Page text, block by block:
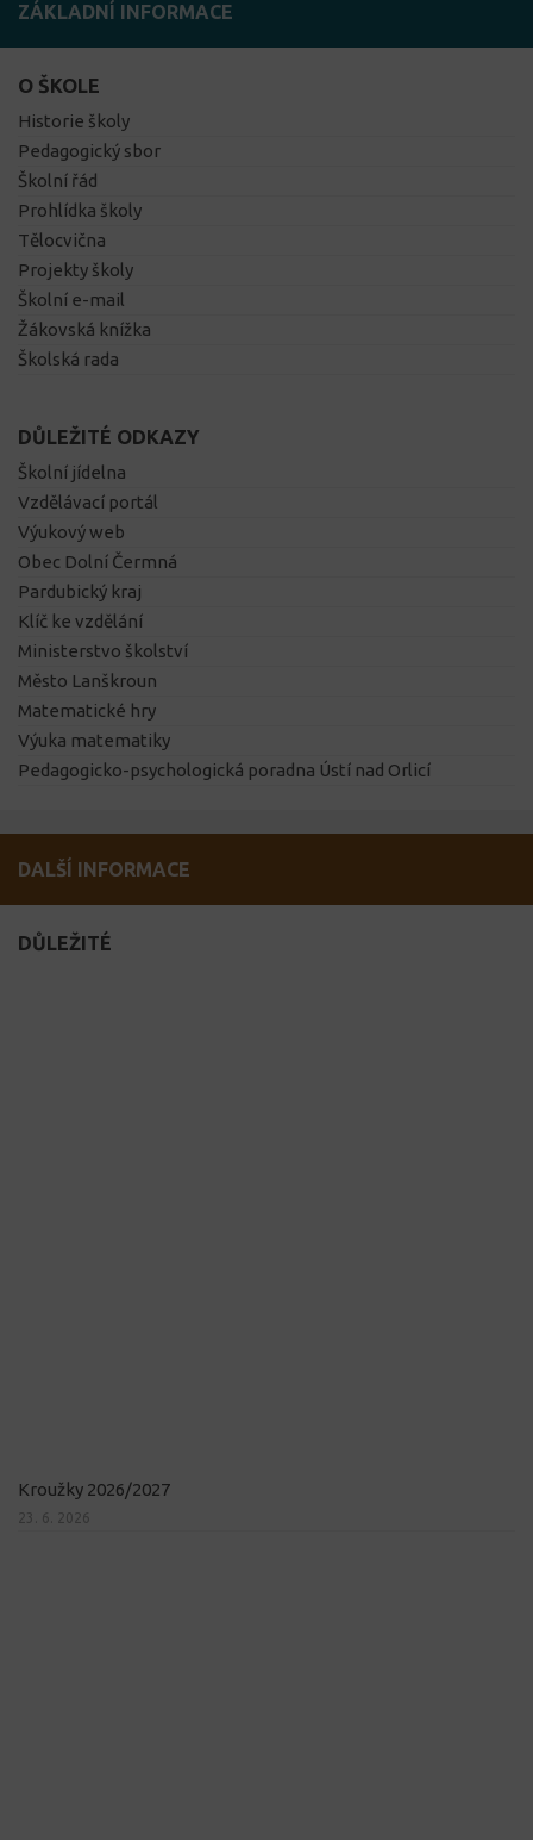
ZÁKLADNÍ INFORMACE
O ŠKOLE
Historie školy
Pedagogický sbor
Školní řád
Prohlídka školy
Tělocvična
Projekty školy
Školní e-mail
Žákovská knížka
Školská rada
DŮLEŽITÉ ODKAZY
Školní jídelna
Vzdělávací portál
Výukový web
Obec Dolní Čermná
Pardubický kraj
Klíč ke vzdělání
Ministerstvo školství
Město Lanškroun
Matematické hry
Výuka matematiky
Pedagogicko-psychologická poradna Ústí nad Orlicí
DALŠÍ INFORMACE
DŮLEŽITÉ
Kroužky 2026/2027
23. 6. 2026